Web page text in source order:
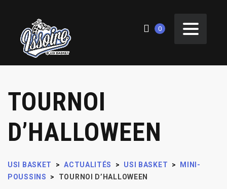
0
TOURNOI
D’HALLOWEEN
USI BASKET > ACTUALITÉS > USI BASKET >
MINI-
POUSSINS
> TOURNOI D’HALLOWEEN